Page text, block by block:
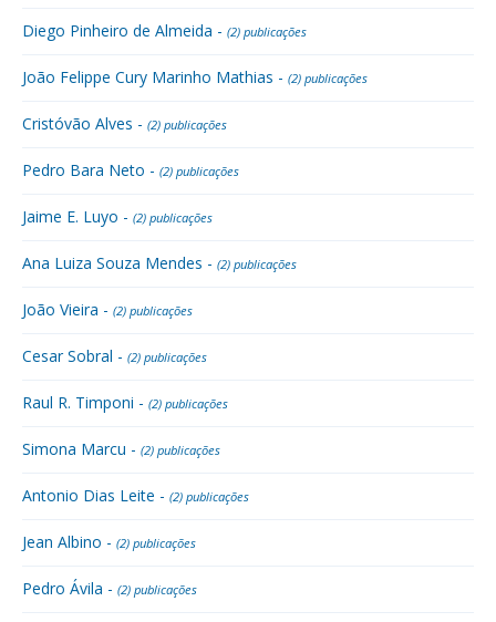
Diego Pinheiro de Almeida - (2) publicações
João Felippe Cury Marinho Mathias - (2) publicações
Cristóvão Alves - (2) publicações
Pedro Bara Neto - (2) publicações
Jaime E. Luyo - (2) publicações
Ana Luiza Souza Mendes - (2) publicações
João Vieira - (2) publicações
Cesar Sobral - (2) publicações
Raul R. Timponi - (2) publicações
Simona Marcu - (2) publicações
Antonio Dias Leite - (2) publicações
Jean Albino - (2) publicações
Pedro Ávila - (2) publicações